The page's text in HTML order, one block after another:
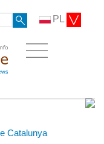
PL
Catalunya